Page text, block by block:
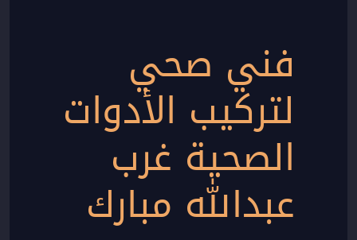
فني صحي
لتركيب الأدوات
الصحية غرب
عبدالله مبارك